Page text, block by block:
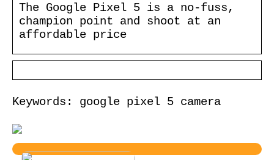
The Google Pixel 5 is a no-fuss,
champion point and shoot at an
affordable price
Keywords: google pixel 5 camera